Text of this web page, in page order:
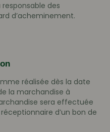
des
d’acheminement.
réalisée dès la date
la marchandise à
sera effectuée
d’un bon de